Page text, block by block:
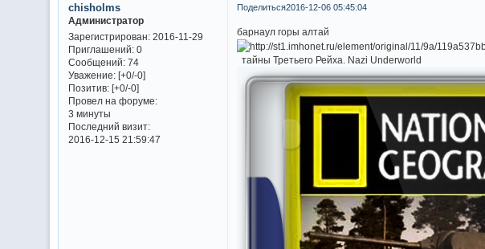
Поделиться2016-12-06 05:45:04
chisholms
Администратор
Зарегистрирован: 2016-11-29
Приглашений:0
Сообщений:74
Уважение: [+0/-0]
Позитив: [+0/-0]
Провел на форуме:
3 минуты
Последний визит:
2016-12-15 21:59:47
барнаул горы алтай
тайны Третьего Рейха. Nazi Underworld